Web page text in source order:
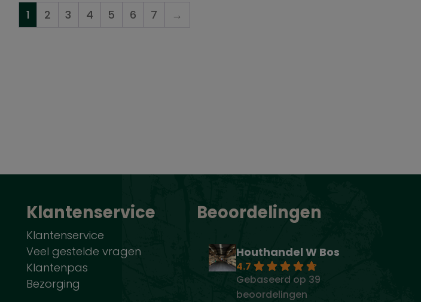
1 2 3 4 5 6 7 →
Klantenservice
Klantenservice
Veel gestelde vragen
Klantenpas
Bezorging
Beoordelingen
Houthandel W Bos
4.7
Gebaseerd op 39
beoordelingen